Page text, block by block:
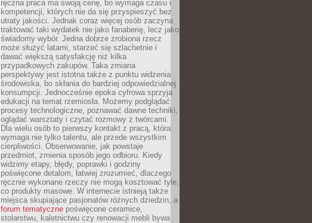
ręczna praca ma swoją cenę, bo wymaga czasu i
kompetencji, których nie da się przyspieszyć bez
utraty jakości. Jednak coraz więcej osób zaczyna
traktować taki wydatek nie jako fanaberię, lecz jako
świadomy wybór. Jedna dobrze zrobiona rzecz
może służyć latami, starzeć się szlachetnie i
dawać większą satysfakcję niż kilka
przypadkowych zakupów. Taka zmiana
perspektywy jest istotna także z punktu widzenia
środowiska, bo skłania do bardziej odpowiedzialnej
konsumpcji. Jednocześnie epoka cyfrowa sprzyja
edukacji na temat rzemiosła. Możemy podglądać
procesy technologiczne, poznawać dawne techniki,
oglądać warsztaty i czytać rozmowy z twórcami.
Dla wielu osób to pierwszy kontakt z pracą, która
wymaga nie tylko talentu, ale przede wszystkim
cierpliwości. Obserwowanie, jak powstaje
przedmiot, zmienia sposób jego odbioru. Kiedy
widzimy etapy, błędy, poprawki i godziny
poświęcone detalom, łatwiej zrozumieć, dlaczego
ręcznie wykonane rzeczy nie mogą kosztować tyle,
co produkty masowe. W internecie istnieją także
miejsca skupiające pasjonatów różnych dziedzin, a
forum tematyczne poświęcone ceramice,
stolarstwu, kaletnictwu czy renowacji mebli bywa